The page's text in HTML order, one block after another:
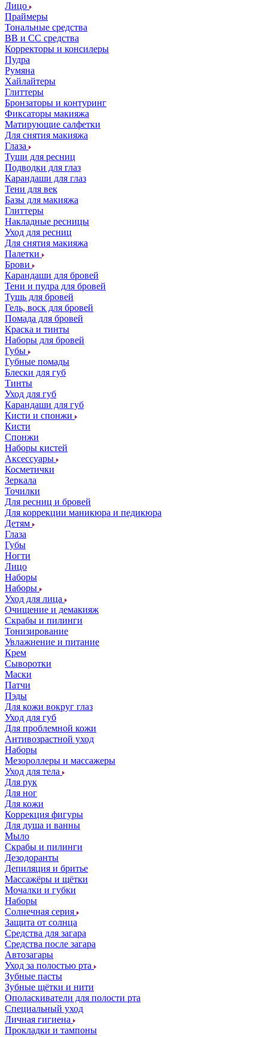
Лицо
Праймеры
Тональные средства
ВВ и СС средства
Корректоры и консилеры
Пудра
Румяна
Хайлайтеры
Глиттеры
Бронзаторы и контуринг
Фиксаторы макияжа
Матирующие салфетки
Для снятия макияжа
Глаза
Туши для ресниц
Подводки для глаз
Карандаши для глаз
Тени для век
Базы для макияжа
Глиттеры
Накладные ресницы
Уход для ресниц
Для снятия макияжа
Палетки
Брови
Карандаши для бровей
Тени и пудра для бровей
Тушь для бровей
Гель, воск для бровей
Помада для бровей
Краска и тинты
Наборы для бровей
Губы
Губные помады
Блески для губ
Тинты
Уход для губ
Карандаши для губ
Кисти и спонжи
Кисти
Спонжи
Наборы кистей
Аксессуары
Косметички
Зеркала
Точилки
Для ресниц и бровей
Для коррекции маникюра и педикюра
Детям
Глаза
Губы
Ногти
Лицо
Наборы
Наборы
Уход для лица
Очищение и демакияж
Скрабы и пилинги
Тонизирование
Увлажнение и питание
Крем
Сыворотки
Маски
Патчи
Пэды
Для кожи вокруг глаз
Уход для губ
Для проблемной кожи
Антивозрастной уход
Наборы
Мезороллеры и массажеры
Уход для тела
Для рук
Для ног
Для кожи
Коррекция фигуры
Для душа и ванны
Мыло
Скрабы и пилинги
Дезодоранты
Депиляция и бритье
Массажёры и щётки
Мочалки и губки
Наборы
Солнечная серия
Защита от солнца
Средства для загара
Средства после загара
Автозагары
Уход за полостью рта
Зубные пасты
Зубные щётки и нити
Ополаскиватели для полости рта
Специальный уход
Личная гигиена
Прокладки и тампоны